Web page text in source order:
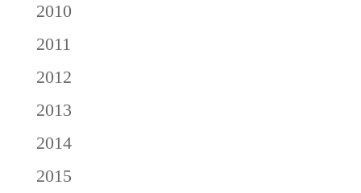
2010
2011
2012
2013
2014
2015